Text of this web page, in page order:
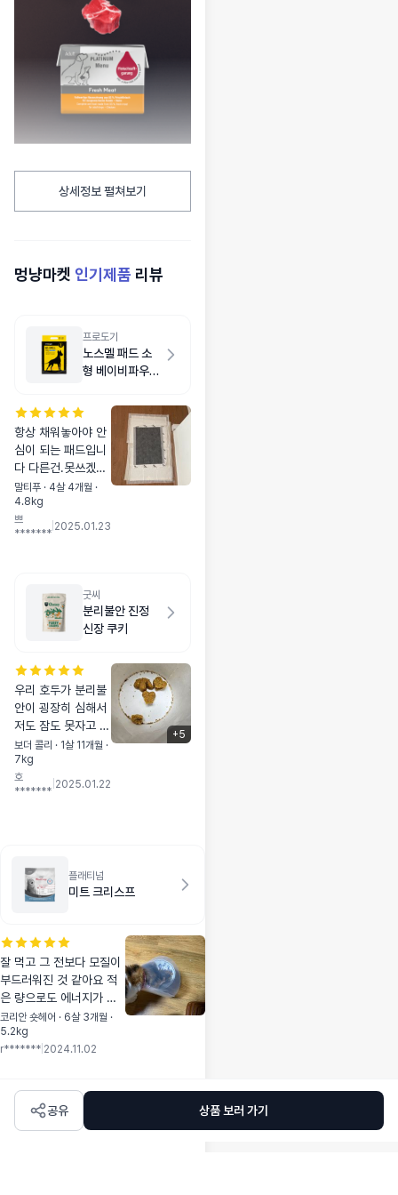
상세정보 펼쳐보기
멍냥마켓 인기제품 리뷰
프로도기
노스멜 패드 소
형 베이비파우더
항상 채워놓아야 안
심이 되는 패드입니
다 다른건.못쓰겠어
요 두툼하고 잘새지
않고 냄새도 걱정없
는 프로도기만 사용
말티푸 · 4살 4개월 ·
4.8kg
쁘
*******
2025.01.23
굿씨
분리불안 진정
신장 쿠키
우리 호두가 분리불
안이 굉장히 심해서
저도 잠도 못자고 ㅠ
식분증까지 있고 혼
자두면 하울링 심하
게하고 ㅠ 서로 힘들
서 사서 먹였는데 생
각보다 효과 조금 있
어요 쿠키가 생각보
는 안주고 손으로 부
셔서 주고있고 물을
살짝 적셔주니까 먹
기가 좀 수월해요 처
음에 진짜 심했는데
꾸준히 먹이니까 이
제는 혼자서 잘 기다
고쳐졌지만, 완벽은
아니에요 ㅜ 그래도
잘 먹어요 많이는 안
보더 콜리 · 1살 11개월 ·
7kg
호
*******
2025.01.22
+5
플래티넘
미트 크리스프
잘 먹고 그 전보다 모질이
부드러워진 것 같아요 적
은 량으로도 에너지가 충
분한 것 같습니다
코리안 숏헤어 · 6살 3개월 ·
5.2kg
r******* 2024.11.02
공유 상품 보러 가기